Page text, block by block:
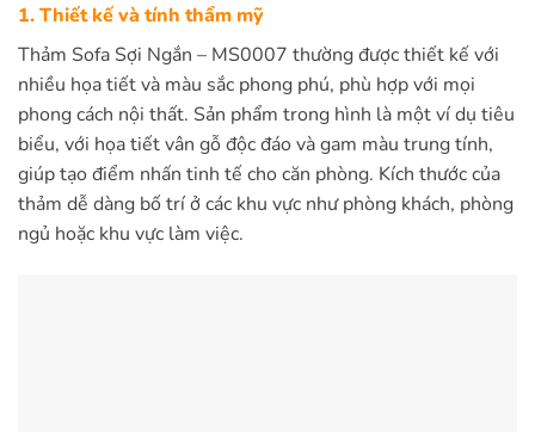
1. Thiết kế và tính thẩm mỹ
Thảm Sofa Sợi Ngắn – MS0007 thường được thiết kế với
nhiều họa tiết và màu sắc phong phú, phù hợp với mọi
phong cách nội thất. Sản phẩm trong hình là một ví dụ tiêu
biểu, với họa tiết vân gỗ độc đáo và gam màu trung tính,
giúp tạo điểm nhấn tinh tế cho căn phòng. Kích thước của
thảm dễ dàng bố trí ở các khu vực như phòng khách, phòng
ngủ hoặc khu vực làm việc.